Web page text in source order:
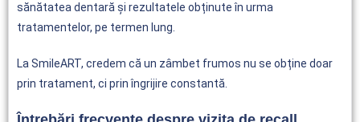
sănătatea dentară și rezultatele obținute în urma
tratamentelor, pe termen lung.
La SmileART, credem că un zâmbet frumos nu se obține doar
prin tratament, ci prin îngrijire constantă.